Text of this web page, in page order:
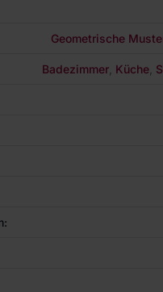
Geometrische
Badezimmer Küche